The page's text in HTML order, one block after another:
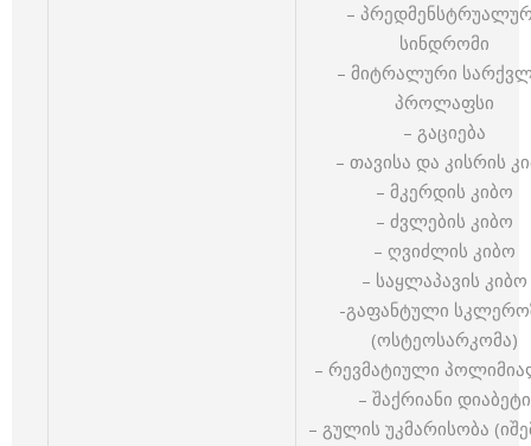
–
სინდრომი
– მიტრალური
პროლაფსი
– გაციება
– თავისა და კისრის
– მკერდის კიბო
– ძვლების კიბო
– ღვიძლის კიბო
– საყლაპავის კიბო
-გაფანტული
(ოსტეოსარკომა)
– რევმატიული
– შაქრიანი დიაბეტი
– გულის უკმარისობა